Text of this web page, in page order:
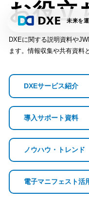
未来を
私たちの想い
DXE Station 収
DXEドライバー
お役立
DXEに関する説明資料や
ます。情報収集や共有資料
DXEサービス紹介
導入サポート資料
ノウハウ・トレンド
電子マニフェスト活